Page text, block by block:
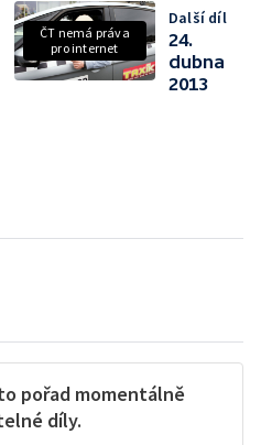
ČT nemá práva
pro internet
Další díl
24.
dubna
2013
pořad momentálně
díly.